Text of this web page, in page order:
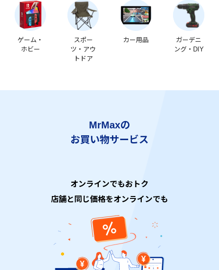
ゲーム・
ホビー
スポー
ツ・アウ
トドア
カー用品
ガーデニ
ング・DIY
MrMaxの
お買い物サービス
オンラインでもおトク
店舗と同じ価格をオンラインでも